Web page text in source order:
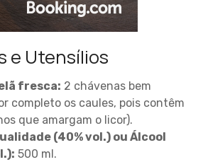
e Utensílios
fresca: 2 chávenas bem
completo os caules, pois contêm
que amargam o licor).
(40% vol.) ou Álcool
500 ml.